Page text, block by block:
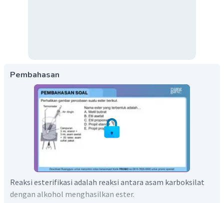
Pembahasan
Reaksi esterifikasi adalah reaksi antara asam karboksilat
dengan alkohol menghasilkan ester.